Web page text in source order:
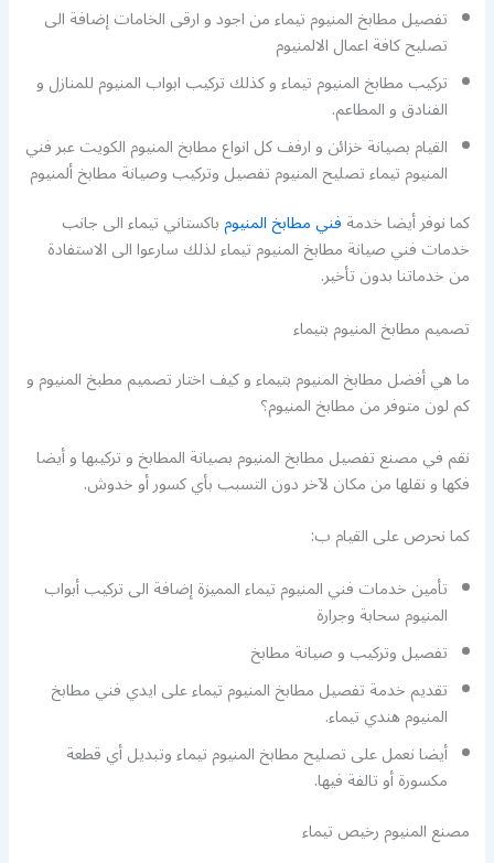
تفصيل مطابخ المنيوم تيماء من اجود و ارقى الخامات إضافة الى
تصليح كافة اعمال الالمنيوم
تركيب مطابخ المنيوم تيماء و كذلك تركيب ابواب المنيوم للمنازل و
الفنادق و المطاعم.
القيام بصيانة خزائن و ارفف كل انواع مطابخ المنيوم الكويت عبر فني
المنيوم تيماء تصليح المنيوم تفصيل وتركيب وصيانة مطابخ ألمنيوم
كما نوفر أيضا خدمةفني مطابخ المنيومباكستاني تيماء الى جانب
خدمات فني صيانة مطابخ المنيوم تيماء لذلك سارعوا الى الاستفادة
من خدماتنا بدون تأخير.
تصميم مطابخ المنيوم بتيماء
ما هي أفضل مطابخ المنيوم بتيماء و كيف اختار تصميم مطبخ المنيوم و
كم لون متوفر من مطابخ المنيوم؟
نقم في مصنع تفصيل مطابخ المنيوم بصيانة المطابخ و تركيبها و أيضا
فكها و نقلها من مكان لآخر دون التسبب بأي كسور أو خدوش.
كما نحرص على القيام ب:
تأمين خدمات فني المنيوم تيماء المميزة إضافة الى تركيب أبواب
المنيوم سحابة وجرارة
تفصيل وتركيب و صيانة مطابخ
تقديم خدمة تفصيل مطابخ المنيوم تيماء على ايدي فني مطابخ
المنيوم هندي تيماء.
أيضا نعمل على تصليح مطابخ المنيوم تيماء وتبديل أي قطعة
مكسورة أو تالفة فيها.
مصنع المنيوم رخيص تيماء